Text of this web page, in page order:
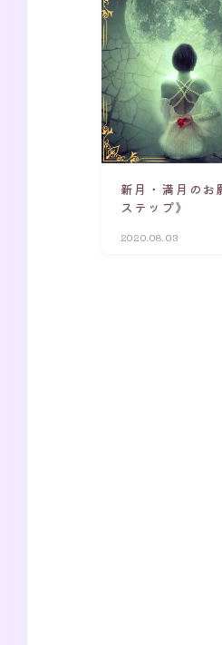
新月・満月の
ステップ》
2020.08.03